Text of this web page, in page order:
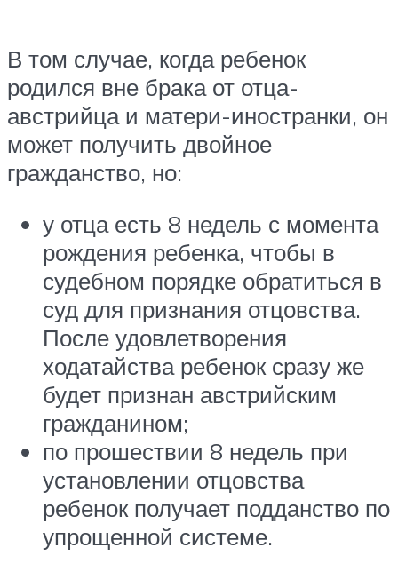
В том случае, когда ребенок
родился вне брака от отца-
австрийца и матери-иностранки, он
может получить двойное
гражданство, но:
у отца есть 8 недель с момента
рождения ребенка, чтобы в
судебном порядке обратиться в
суд для признания отцовства.
После удовлетворения
ходатайства ребенок сразу же
будет признан австрийским
гражданином;
по прошествии 8 недель при
установлении отцовства
ребенок получает подданство по
упрощенной системе.